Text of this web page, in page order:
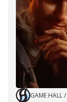
GAME HALL/